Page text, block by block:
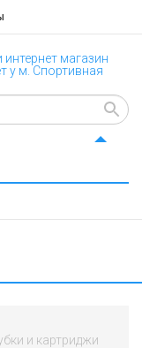
и картриджи